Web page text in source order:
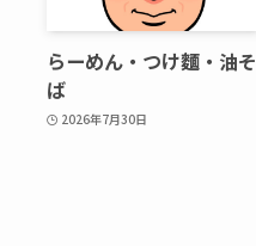
らーめん・つけ麵・油そ
ば
2026年7月30日